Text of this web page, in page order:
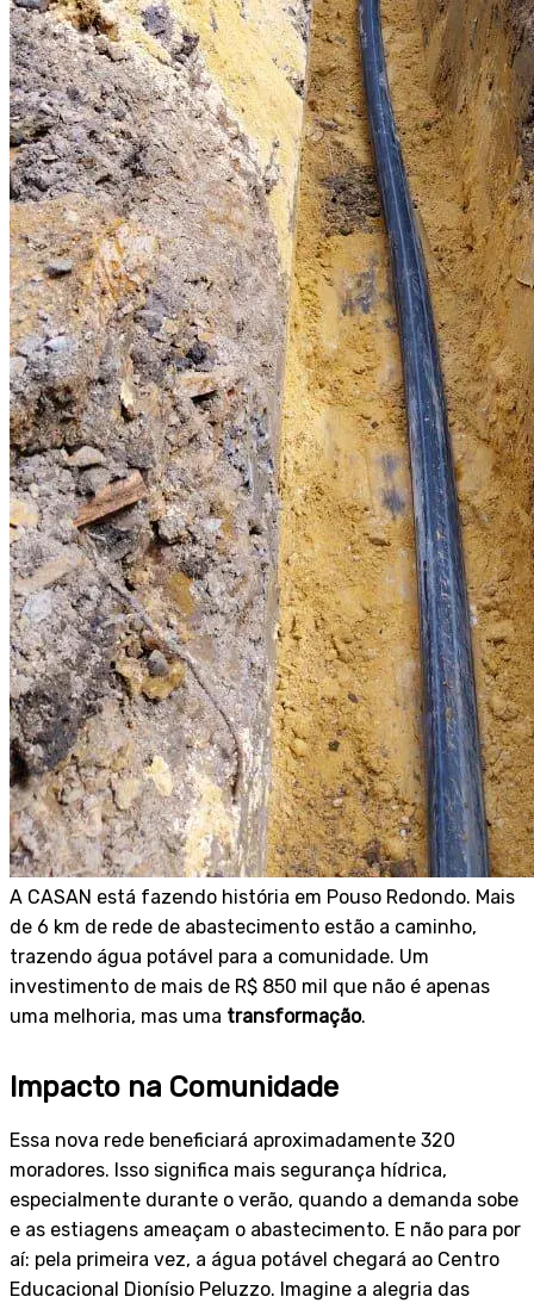
A CASAN está fazendo história em Pouso Redondo. Mais
de 6 km de rede de abastecimento estão a caminho,
trazendo água potável para a comunidade. Um
investimento de mais de R$ 850 mil que não é apenas
uma melhoria, mas uma transformação.
Impacto na Comunidade
Essa nova rede beneficiará aproximadamente 320
moradores. Isso significa mais segurança hídrica,
especialmente durante o verão, quando a demanda sobe
e as estiagens ameaçam o abastecimento. E não para por
aí: pela primeira vez, a água potável chegará ao Centro
Educacional Dionísio Peluzzo. Imagine a alegria das